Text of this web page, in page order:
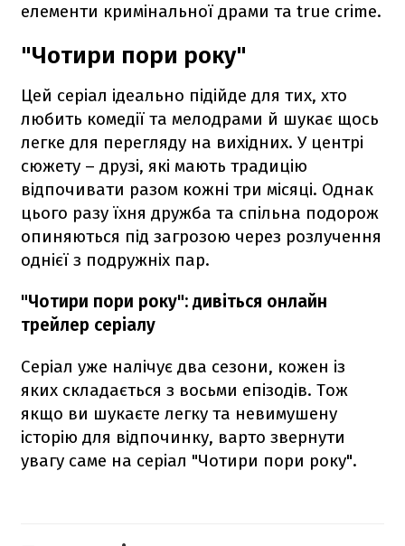
елементи кримінальної драми та true crime.
"Чотири пори року"
Цей серіал ідеально підійде для тих, хто
любить комедії та мелодрами й шукає щось
легке для перегляду на вихідних. У центрі
сюжету – друзі, які мають традицію
відпочивати разом кожні три місяці. Однак
цього разу їхня дружба та спільна подорож
опиняються під загрозою через розлучення
однієї з подружніх пар.
"Чотири пори року": дивіться онлайн
трейлер серіалу
Серіал уже налічує два сезони, кожен із
яких складається з восьми епізодів. Тож
якщо ви шукаєте легку та невимушену
історію для відпочинку, варто звернути
увагу саме на серіал "Чотири пори року".